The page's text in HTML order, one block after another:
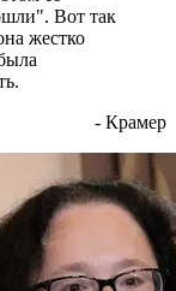
Кавказа"